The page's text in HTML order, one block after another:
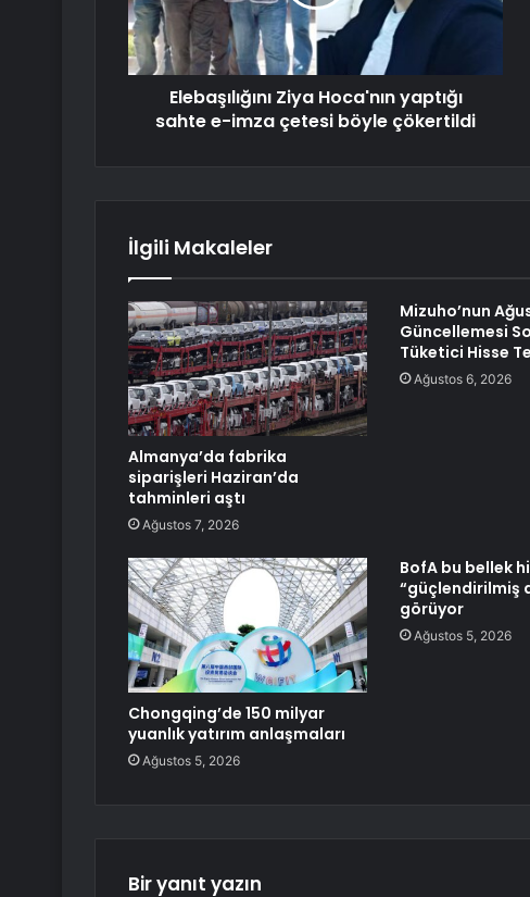
Elebaşılığını Ziya Hoca'nın yaptığı
sahte e-imza çetesi böyle çökertildi
İlgili Makaleler
Almanya’da fabrika
siparişleri Haziran’da
tahminleri aştı
Ağustos 7, 2026
Mizuho’nun
Güncellemesi
Tüketici Hisse
Ağustos 6, 2026
Chongqing’de 150 milyar
yuanlık yatırım anlaşmaları
Ağustos 5, 2026
BofA bu bellek
“güçlendirilmiş
görüyor
Ağustos 5, 2026
Bir yanıt yazın